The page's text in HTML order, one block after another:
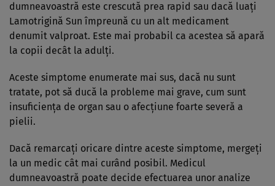
dumneavoastră este crescută prea rapid sau dacă luaţi
Lamotrigină Sun împreună cu un alt medicament
denumit valproat. Este mai probabil ca acestea să apară
la copii decât la adulţi.
Aceste simptome enumerate mai sus, dacă nu sunt
tratate, pot să ducă la probleme mai grave, cum sunt
insuficienţa de organ sau o afecţiune foarte severă a
pielii.
Dacă remarcaţi oricare dintre aceste simptome, mergeţi
la un medic cât mai curând posibil. Medicul
dumneavoastră poate decide efectuarea unor analize